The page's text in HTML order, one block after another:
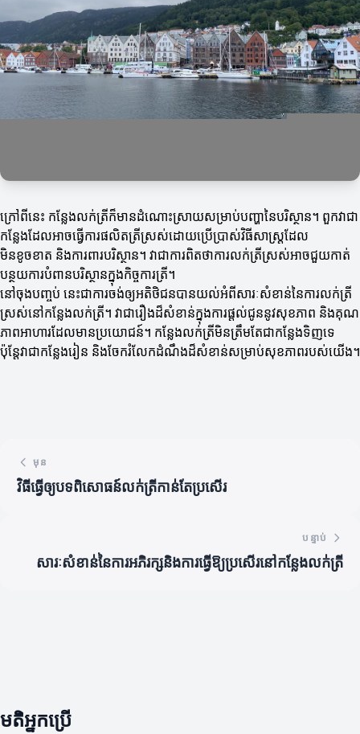
ក្រៅពីនេះ កន្លែងលក់ត្រីក៏មានដំណោះស្រាយសម្រាប់បញ្ហានៃបរិស្ថាន។ ពួកវាជា
កន្លែងដែលអាចធ្វើការផលិតត្រីស្រស់ដោយប្រើប្រាស់វិធីសាស្ត្រដែល
មិនខូចខាត និងការពារបរិស្ថាន។ វាជាការពិតថាការលក់ត្រីស្រស់អាចជួយកាត់
បន្ថយការបំពានបរិស្ថានក្នុងកិច្ចការត្រី។
នៅចុងបញ្ចប់ នេះជាការចង់ឲ្យអតិថិជនបានយល់អំពីសារៈសំខាន់នៃការលក់ត្រី
ស្រស់នៅកន្លែងលក់ត្រី។ វាជារឿងដ៏សំខាន់ក្នុងការផ្តល់ជូននូវសុខភាព និងគុណ
ភាពអាហារដែលមានប្រយោជន៍។ កន្លែងលក់ត្រីមិនត្រឹមតែជាកន្លែងទិញទេ
ប៉ុន្តែវាជាកន្លែងរៀន និងចែករំលែកដំណឹងដ៏សំខាន់សម្រាប់សុខភាពរបស់យើង។
មុន
វិធីធ្វើឲ្យបទពិសោធន៍លក់ត្រីកាន់តែប្រសើរ
បន្ទាប់
សារៈសំខាន់នៃការអភិរក្សនិងការធ្វើឱ្យប្រសើរនៅកន្លែងលក់ត្រី
មតិអ្នកប្រើ